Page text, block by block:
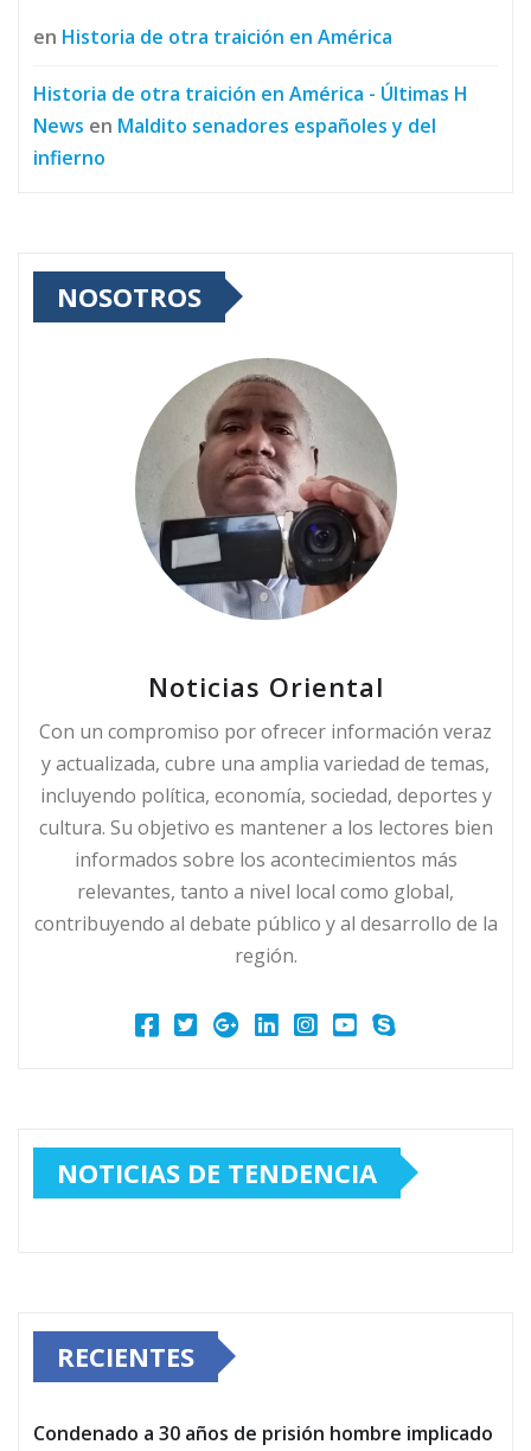
en Historia de otra traición en América
Historia de otra traición en América - Últimas H
News en Maldito senadores españoles y del
infierno
NOSOTROS
Noticias Oriental
Con un compromiso por ofrecer información veraz
y actualizada, cubre una amplia variedad de temas,
incluyendo política, economía, sociedad, deportes y
cultura. Su objetivo es mantener a los lectores bien
informados sobre los acontecimientos más
relevantes, tanto a nivel local como global,
contribuyendo al debate público y al desarrollo de la
región.
NOTICIAS DE TENDENCIA
RECIENTES
Condenado a 30 años de prisión hombre implicado